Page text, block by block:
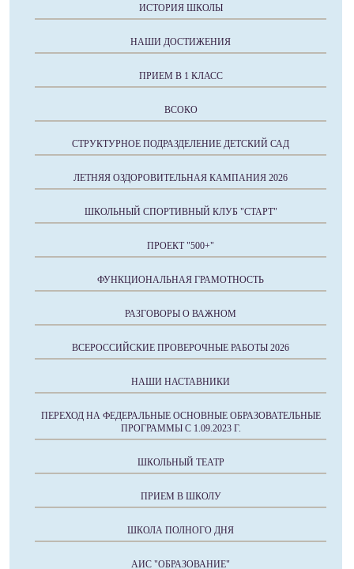
ИСТОРИЯ ШКОЛЫ
НАШИ ДОСТИЖЕНИЯ
ПРИЕМ В 1 КЛАСС
ВСОКО
СТРУКТУРНОЕ ПОДРАЗДЕЛЕНИЕ ДЕТСКИЙ САД
ЛЕТНЯЯ ОЗДОРОВИТЕЛЬНАЯ КАМПАНИЯ 2026
ШКОЛЬНЫЙ СПОРТИВНЫЙ КЛУБ "СТАРТ"
ПРОЕКТ "500+"
ФУНКЦИОНАЛЬНАЯ ГРАМОТНОСТЬ
РАЗГОВОРЫ О ВАЖНОМ
ВСЕРОССИЙСКИЕ ПРОВЕРОЧНЫЕ РАБОТЫ 2026
НАШИ НАСТАВНИКИ
ПЕРЕХОД НА ФЕДЕРАЛЬНЫЕ ОСНОВНЫЕ ОБРАЗОВАТЕЛЬНЫЕ
ПРОГРАММЫ С 1.09.2023 Г.
ШКОЛЬНЫЙ ТЕАТР
ПРИЕМ В ШКОЛУ
ШКОЛА ПОЛНОГО ДНЯ
АИС "ОБРАЗОВАНИЕ"